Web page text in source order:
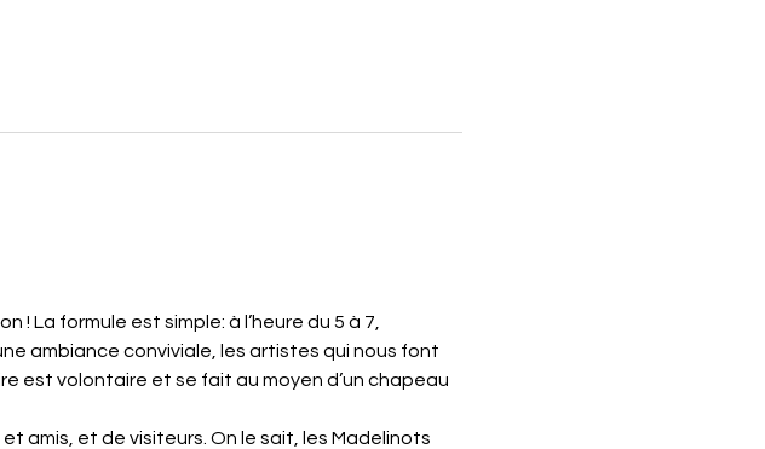
La formule est simple: à l’heure du 5 à 7,
ambiance conviviale, les artistes qui nous font
est volontaire et se fait au moyen d’un chapeau
amis, et de visiteurs. On le sait, les Madelinots